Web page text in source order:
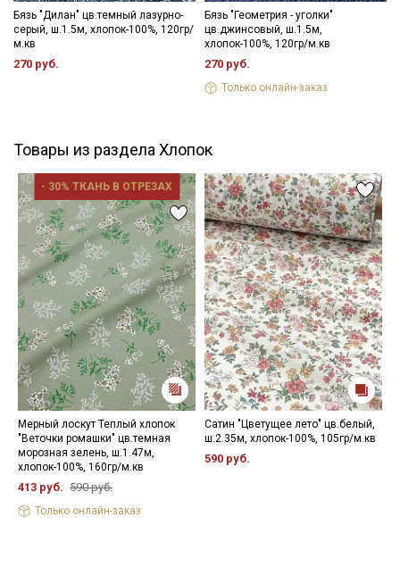
Бязь "Дилан" цв.темный лазурно-
серый, ш.1.5м, хлопок-100%, 120гр/
м.кв
270 руб.
Бязь "Геометрия - уголки"
цв.джинсовый, ш.1.5м,
хлопок-100%, 120гр/м.кв
270 руб.
Только онлайн-заказ
Товары из раздела Хлопок
- 30% ТКАНЬ В ОТРЕЗАХ
Мерный лоскут Теплый хлопок
"Веточки ромашки" цв.темная
морозная зелень, ш.1.47м,
хлопок-100%, 160гр/м.кв
413 руб. 590 руб.
Только онлайн-заказ
Сатин "Цветущее лето" цв.белый,
ш.2.35м, хлопок-100%, 105гр/м.кв
590 руб.